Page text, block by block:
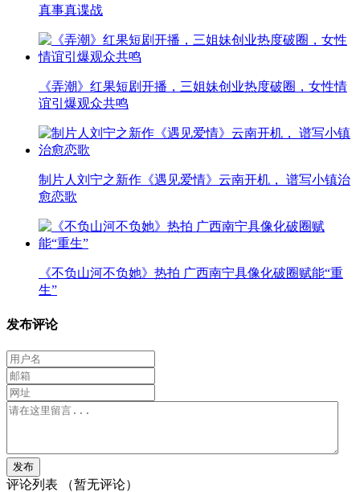
真事真谍战
《弄潮》红果短剧开播，三姐妹创业热度破圈，女性情
谊引爆观众共鸣
制片人刘宁之新作《遇见爱情》云南开机， 谱写小镇治
愈恋歌
《不负山河不负她》热拍 广西南宁具像化破圈赋能“重
生”
发布评论
评论列表 （暂无评论）